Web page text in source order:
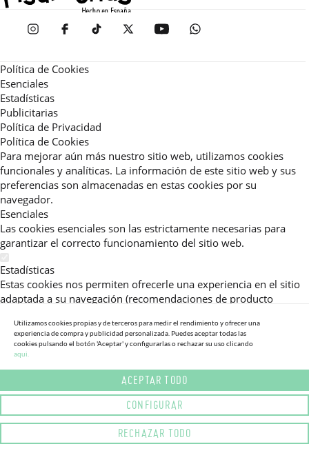
Política de Cookies
Esenciales
Estadísticas
Publicitarias
Política de Privacidad
Política de Cookies
Para mejorar aún más nuestro sitio web, utilizamos cookies
funcionales y analíticas. La información de este sitio web y sus
preferencias son almacenadas en estas cookies por su
navegador.
Esenciales
Las cookies esenciales son las estrictamente necesarias para
garantizar el correcto funcionamiento del sitio web.
Estadísticas
Estas cookies nos permiten ofrecerle una experiencia en el sitio
adaptada a su navegación (recomendaciones de producto
consultadas, etc).Al activar esta cookie, nos ayuda a mejorar aún
más su experiencia.
Publicitarias
Estas cookies permiten a nuestros socios publicitarios enviarle
mensajes específicos y personalizados.
Política de Privacidad
Lea más sobre el uso de cookies en este sitio web en nuestra
Utilizamos cookies propias y de terceros para medir el rendimiento y ofrecer una
experiencia de compra y publicidad personalizada. Puedes aceptar todas las
cookies pulsando el botón 'Aceptar' y configurarlas o rechazar su uso clicando
aqui.
ACEPTAR TODO
CONFIGURAR
RECHAZAR TODO